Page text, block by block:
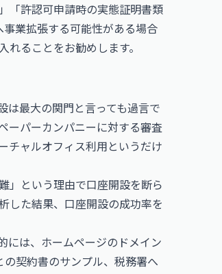
「許認可申請時の実態証明書類
業拡張する可能性がある場合
ることをお勧めします。
は最大の関門と言っても過言で
ーパーカンパニーに対する審査
チャルオフィス利用というだけ
」という理由で口座開設を断ら
した結果、口座開設の成功率を
には、ホームページのドメイン
契約書のサンプル、税務署へ